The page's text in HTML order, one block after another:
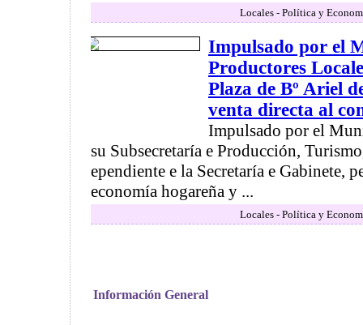
Locales - Política y
Impulsado por el
Productores
Plaza de Bº Ariel
venta directa al
Impulsado por el
su Subsecretaría e Producción,
ependiente e la Secretaría e Gabinete,
economía hogareña y ...
Locales - Política y
Información General